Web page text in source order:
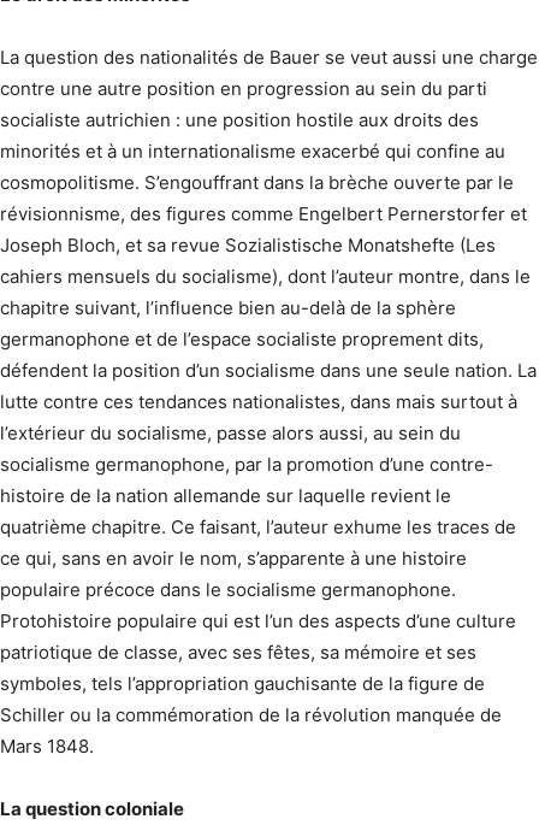
La question des nationalités de Bauer se veut aussi une charge
contre une autre position en progression au sein du parti
socialiste autrichien : une position hostile aux droits des
minorités et à un internationalisme exacerbé qui confine au
cosmopolitisme. S’engouffrant dans la brèche ouverte par le
révisionnisme, des figures comme Engelbert Pernerstorfer et
Joseph Bloch, et sa revue Sozialistische Monatshefte (Les
cahiers mensuels du socialisme), dont l’auteur montre, dans le
chapitre suivant, l’influence bien au-delà de la sphère
germanophone et de l’espace socialiste proprement dits,
défendent la position d’un socialisme dans une seule nation. La
lutte contre ces tendances nationalistes, dans mais surtout à
l’extérieur du socialisme, passe alors aussi, au sein du
socialisme germanophone, par la promotion d’une contre-
histoire de la nation allemande sur laquelle revient le
quatrième chapitre. Ce faisant, l’auteur exhume les traces de
ce qui, sans en avoir le nom, s’apparente à une histoire
populaire précoce dans le socialisme germanophone.
Protohistoire populaire qui est l’un des aspects d’une culture
patriotique de classe, avec ses fêtes, sa mémoire et ses
symboles, tels l’appropriation gauchisante de la figure de
Schiller ou la commémoration de la révolution manquée de
Mars 1848.
La question coloniale